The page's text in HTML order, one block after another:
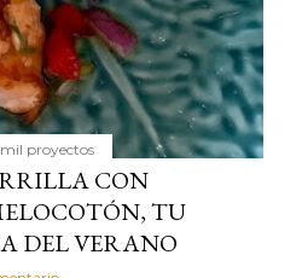
mil proyectos
CON
TU
DEL VERANO